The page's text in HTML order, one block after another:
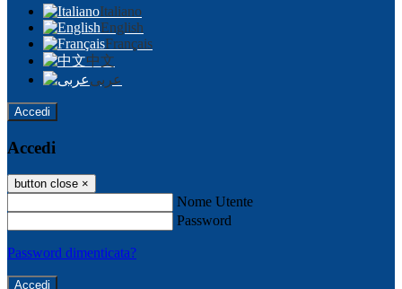
Italiano
English
Français
中文
عربى
Accedi
Accedi
button close ×
Nome Utente
Password
Password dimenticata?